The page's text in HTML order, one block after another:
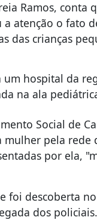
Ramos, conta
atenção o fato
das crianças
um hospital da
na ala
Social de
pela rede
por ela,
foi descoberta
dos